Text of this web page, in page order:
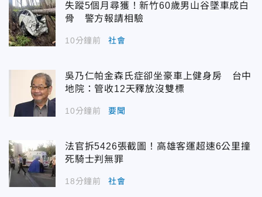
失蹤5個月尋獲！新竹60歲男山谷墜車成白
骨 警方報請相驗
10分鐘前 社會
吳乃仁帕金森氏症卻坐豪車上健身房 台中
地院：管收12天釋放沒雙標
10分鐘前 要聞
法官拆5426張截圖！高雄客運超速6公里撞
死騎士判無罪
18分鐘前 社會